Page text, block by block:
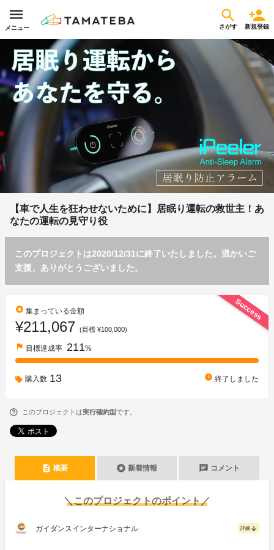
メニュー さがす 新規登録
【車で人生を狂わせないために】居眠り運転の救世主！あ
なたの運転の見守り役
このプロジェクトは2020/12/31に終了いたしました。温かいご
支援、ありがとうございました。
Success
stars 集まっている金額
¥211,067 (目標 ¥100,000)
flag 目標達成率 211%
購入数 13 watch_later 終了しました
このプロジェクトは実行確約型です。
description 概要 stars 新着情報 chat コメント
＼このプロジェクトのポイント／
ガイダンスインターナショナル 詳細 arrow_downward